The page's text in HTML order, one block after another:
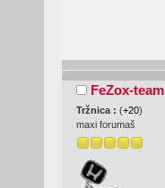
FeZox-team
Tržnica : (+20)
maxi forumaš